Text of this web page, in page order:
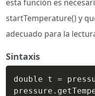
esta función es
startTemperature() y
adecuado para la
Sintaxis
double t =